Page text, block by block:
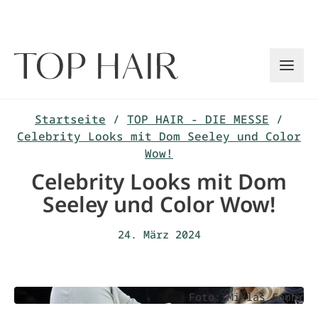
Startseite / TOP HAIR - DIE MESSE /
Celebrity Looks mit Dom Seeley und Color
Wow!
Celebrity Looks mit Dom
Seeley und Color Wow!
24. März 2024
Foto: Miklas Spohr